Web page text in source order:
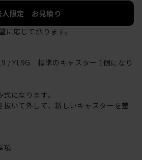
人限定 お見積り
に応じて承ります。
/ YL9G 標準のキャスター 1個になり
になります。
いて外して、新しいキャスターを差
項